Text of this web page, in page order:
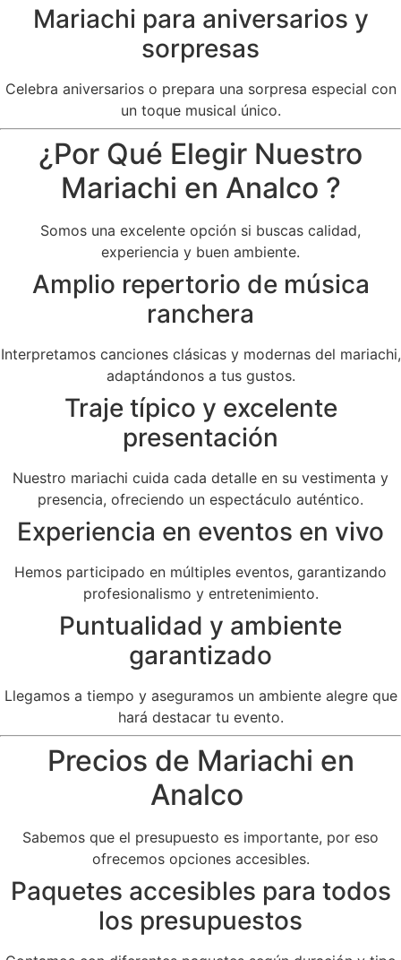
Mariachi para aniversarios y
sorpresas
Celebra aniversarios o prepara una sorpresa especial con
un toque musical único.
¿Por Qué Elegir Nuestro
Mariachi en Analco ?
Somos una excelente opción si buscas calidad,
experiencia y buen ambiente.
Amplio repertorio de música
ranchera
Interpretamos canciones clásicas y modernas del mariachi,
adaptándonos a tus gustos.
Traje típico y excelente
presentación
Nuestro mariachi cuida cada detalle en su vestimenta y
presencia, ofreciendo un espectáculo auténtico.
Experiencia en eventos en vivo
Hemos participado en múltiples eventos, garantizando
profesionalismo y entretenimiento.
Puntualidad y ambiente
garantizado
Llegamos a tiempo y aseguramos un ambiente alegre que
hará destacar tu evento.
Precios de Mariachi en
Analco
Sabemos que el presupuesto es importante, por eso
ofrecemos opciones accesibles.
Paquetes accesibles para todos
los presupuestos